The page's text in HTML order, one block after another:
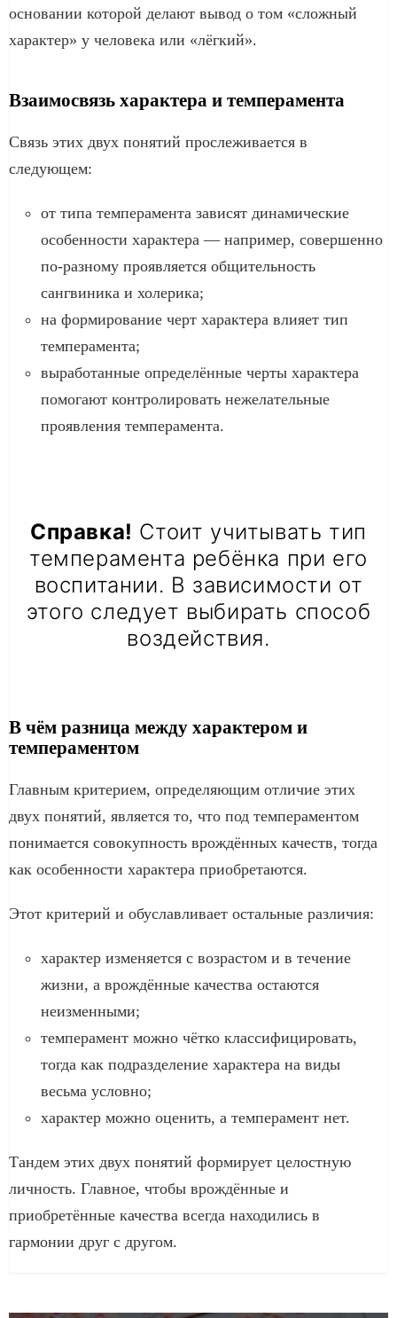
основании которой делают вывод о том «сложный
характер» у человека или «лёгкий».
Взаимосвязь характера и темперамента
Связь этих двух понятий прослеживается в
следующем:
от типа темперамента зависят динамические
особенности характера — например, совершенно
по-разному проявляется общительность
сангвиника и холерика;
на формирование черт характера влияет тип
темперамента;
выработанные определённые черты характера
помогают контролировать нежелательные
проявления темперамента.
Справка! Стоит учитывать тип
темперамента ребёнка при его
воспитании. В зависимости от
этого следует выбирать способ
воздействия.
В чём разница между характером и
темпераментом
Главным критерием, определяющим отличие этих
двух понятий, является то, что под темпераментом
понимается совокупность врождённых качеств, тогда
как особенности характера приобретаются.
Этот критерий и обуславливает остальные различия:
характер изменяется с возрастом и в течение
жизни, а врождённые качества остаются
неизменными;
темперамент можно чётко классифицировать,
тогда как подразделение характера на виды
весьма условно;
характер можно оценить, а темперамент нет.
Тандем этих двух понятий формирует целостную
личность. Главное, чтобы врождённые и
приобретённые качества всегда находились в
гармонии друг с другом.